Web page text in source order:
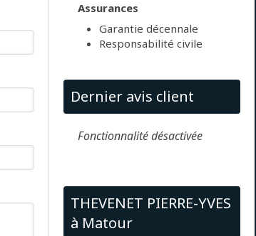
Assurances
Garantie décennale
Responsabilité civile
Dernier avis client
Fonctionnalité désactivée
THEVENET PIERRE-YVES
à Matour